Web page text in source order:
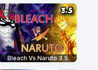
Bleach Vs Naruto 3.5